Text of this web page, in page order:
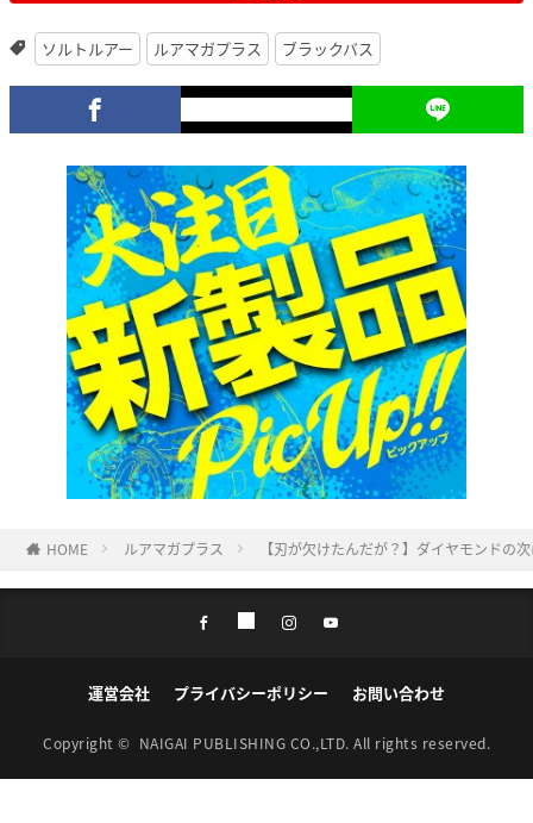
ソルトルアー ルアマガプラス ブラックバス
HOME ルアマガプラス 【刃が欠けたんだが？】ダイヤモンドの
運営会社 プライバシーポリシー お問い合わせ
Copyright © NAIGAI PUBLISHING CO.,LTD. All rights reserved.